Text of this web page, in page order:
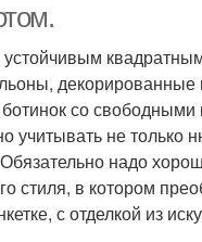
со
учитывать не только
надо
стиля, в котором
с отделкой из